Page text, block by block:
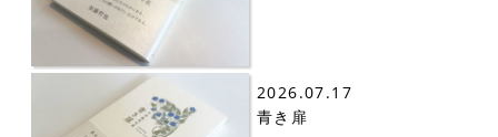
2026.07.17
青き扉